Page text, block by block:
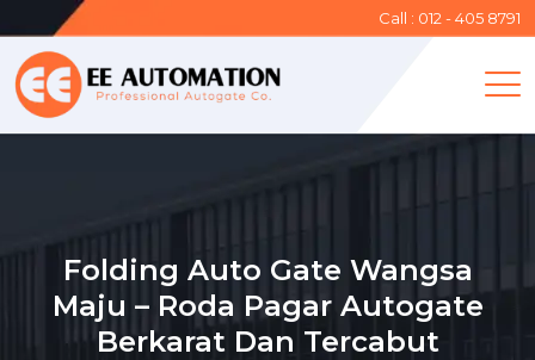
Call : 012 - 405 8791
Folding Auto Gate Wangsa
Maju – Roda Pagar Autogate
Berkarat Dan Tercabut